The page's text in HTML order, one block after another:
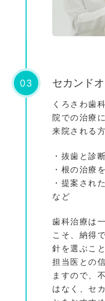
03 セカンド
くろさわ歯
院での治療
来院される
・抜歯と診
・根の治療
・提案され
など
歯科治療は
こそ、納得
針を選ぶこ
担当医との
ますので、
はなく、セ